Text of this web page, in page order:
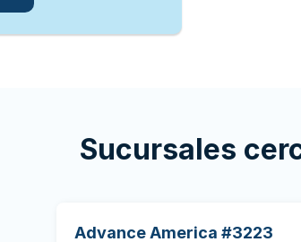
Sucursales
Advance America #3223